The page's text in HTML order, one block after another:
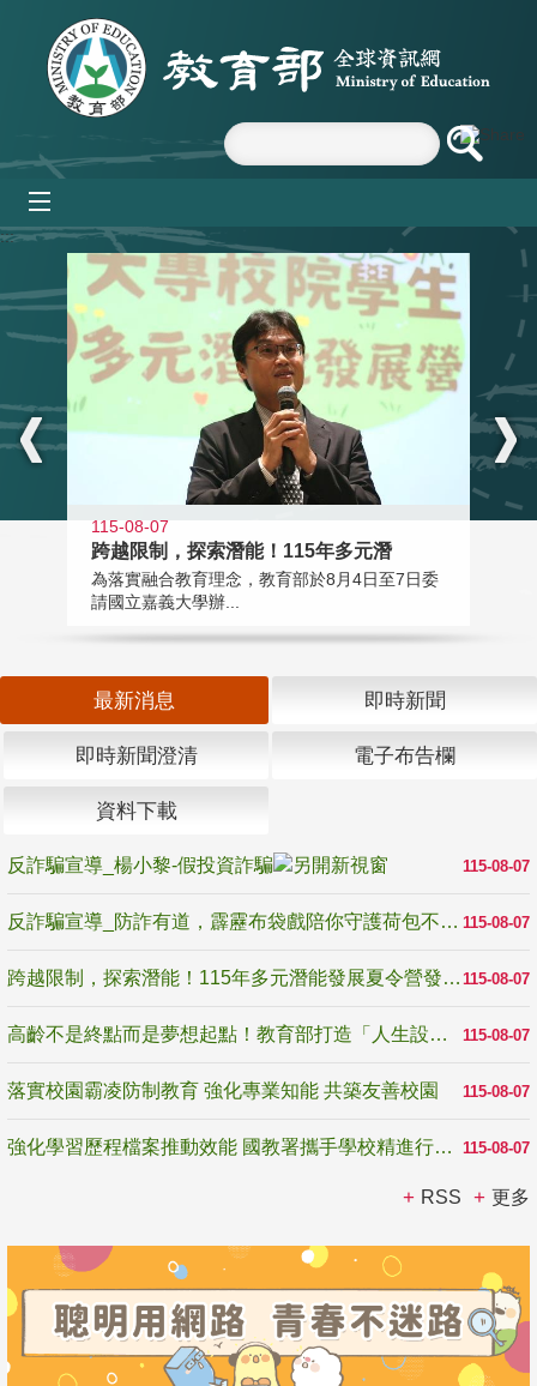
跳到主要內容區塊
:::
115-08-07
跨越限制，探索潛能！115年多元潛
為落實融合教育理念，教育部於8月4日至7日委
請國立嘉義大學辦...
最新消息 即時新聞
即時新聞澄清 電子布告欄
資料下載
115-08-07
反詐騙宣導_楊小黎-假投資詐騙
115-08-07
反詐騙宣導_防詐有道，霹靂布袋戲陪你守護荷包不受騙
115-08-07
跨越限制，探索潛能！115年多元潛能發展夏令營發掘生命無限可能
115-08-07
高齡不是終點而是夢想起點！教育部打造「人生設計夢工場」 參展第3屆高齡健康產業博覽會
115-08-07
落實校園霸凌防制教育 強化專業知能 共築友善校園
115-08-07
強化學習歷程檔案推動效能 國教署攜手學校精進行政與教學支持
RSS 更多